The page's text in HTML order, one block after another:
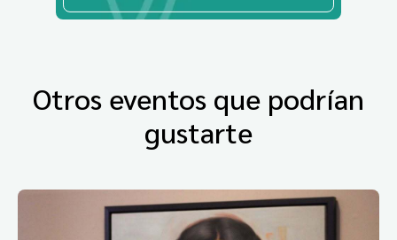
Otros eventos que podrían
gustarte